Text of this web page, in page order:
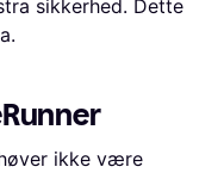
sikkerhed. Dette
ikke være